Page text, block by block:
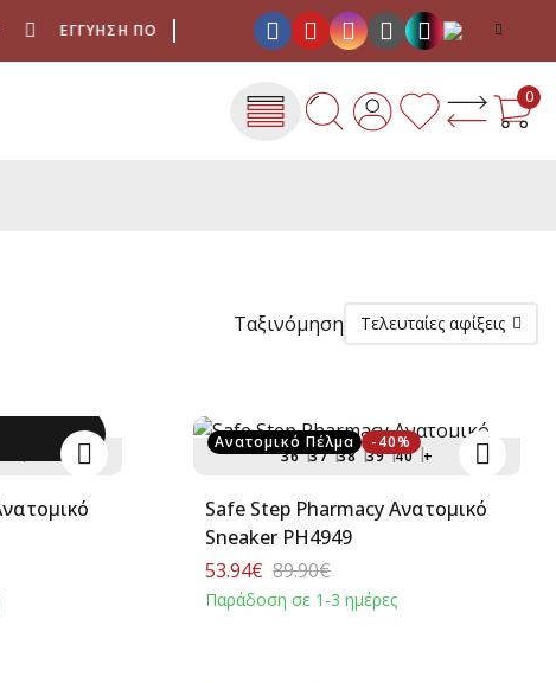
ΕΓΓΎΗΣΗ ΠΟΙΌΤΗΤΑΣ ΈΞΟΔΑ ΑΠΟΣΤΟΛΉΣ ΜΕ ΜΌΝΟ 4,00 €
0
Ταξινόμηση Τελευταίες αφίξεις
Ανατομικό Πέλμα -40%
36 37 38 39 40 +
Safe Step Pharmacy Ανατομικό
Sneaker PH4949
53.94€ 89.90€
Παράδοση σε 1-3 ημέρες